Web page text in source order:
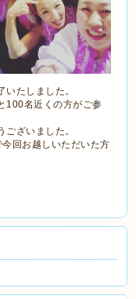
たしました。
100名近くの方がご参
ざいました。
回お越しいただいた方